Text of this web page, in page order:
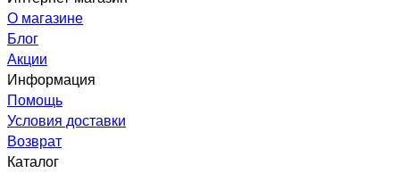
О магазине
Блог
Акции
Информация
Помощь
Условия доставки
Возврат
Каталог